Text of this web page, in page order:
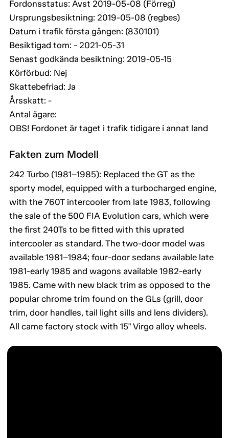
Fordonsstatus: Avst 2019-05-08 (Förreg)
Ursprungsbesiktning: 2019-05-08 (regbes)
Datum i trafik första gången: (830101)
Besiktigad tom: - 2021-05-31
Senast godkända besiktning: 2019-05-15
Körförbud: Nej
Skattebefriad: Ja
Årsskatt: -
Antal ägare:
OBS! Fordonet är taget i trafik tidigare i annat land
Fakten zum Modell
242 Turbo (1981–1985): Replaced the GT as the
sporty model, equipped with a turbocharged engine,
with the 760T intercooler from late 1983, following
the sale of the 500 FIA Evolution cars, which were
the first 240Ts to be fitted with this uprated
intercooler as standard. The two-door model was
available 1981–1984; four-door sedans available late
1981-early 1985 and wagons available 1982-early
1985. Came with new black trim as opposed to the
popular chrome trim found on the GLs (grill, door
trim, door handles, tail light sills and lens dividers).
All came factory stock with 15" Virgo alloy wheels.